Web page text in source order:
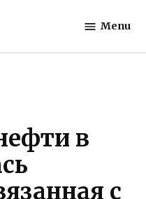
Menu
в
с